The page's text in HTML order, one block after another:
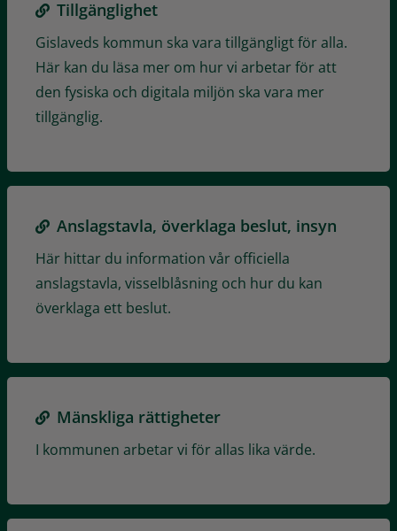
Tillgänglighet
Gislaveds kommun ska vara tillgängligt för alla.
Här kan du läsa mer om hur vi arbetar för att
den fysiska och digitala miljön ska vara mer
tillgänglig.
Anslagstavla, överklaga beslut, insyn
Här hittar du information vår officiella
anslagstavla, visselblåsning och hur du kan
överklaga ett beslut.
Mänskliga rättigheter
I kommunen arbetar vi för allas lika värde.